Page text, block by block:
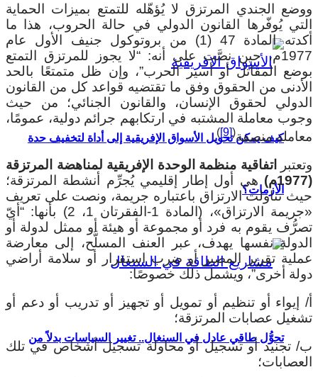
كيف يمكن تحويل الأسواق الإفريقية إلى أداة لتخفيف حدة
الأزمات؟
تحوُّل طاقي عادل في السنغال.. تغيير السياسات بدلاً من
الجندي المرتزق لا يُؤهّله للتمتع بميزات الحماية
يُوفّرها القانون الدولي في حالة الحروب، هذا ما
أكدته المادة 47 (1) من بروتوكول جنيف الأول عام
1977م، حين نصَّت على أنه: “لا يجوز للمرتزق التمتع
المقاتل أو أسير الحرب”، وإن ظل متمتعًا بالحد
من الحقوق وفق ما تقتضيه قواعد كل من القانون
لحقوق الإنسان، والقانون الجنائي؛ من حيث
معاملة المشتبه في ارتكابهم جرائم دولية، عمومًا،
منصفة (
[9]
)
.
اتفاقية منظمة الوحدة الإفريقية لمناهضة المرتزقة
هي أول إطار إقليمي يُجرِّم أنشطة المرتزقة؛
تناولت الارتزاق باعتباره جريمة، ونصت على تعريف
«جريمة الارتزاق»، (المادة 1-الفقرتان 1، 2) بأنها: “أيّ
يقوم به فرد أو مجموعة أو هيئة أو ممثل لدولة أو
نفسها يهدف، عبر العنف المسلَّح، إلى معارضة
تقرير المصير أو ضرب استقرار أو سلامة أراضي
أخرى”، ويشمل ذلك خصوصًا:
إيواء أو تنظيم أو تمويل أو تجهيز أو تدريب أو دعم أو
عصابات المرتزقة؛
تجنيد أو تسجيل أو محاولة تسجيل أشخاص في تلك